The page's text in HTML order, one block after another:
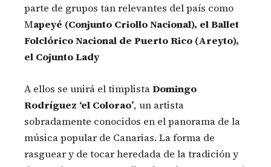
parte de grupos tan relevantes del país como
Mapeyé (Conjunto Criollo Nacional), el Ballet
Folclórico Nacional de Puerto Rico (Areyto),
el Cojunto Lady
A ellos se unirá el timplistaDomingo
Rodríguez ‘el Colorao’, un artista
sobradamente conocidos en el panorama de la
música popular de Canarias. La forma de
rasguear y de tocar heredada de la tradición y